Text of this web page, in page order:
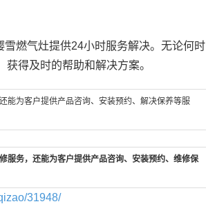
燃气灶提供24小时服务解决。无论何时
得及时的帮助和解决方案。
能为客户提供产品咨询、安装预约、解决保养等服
服务，还能为客户提供产品咨询、安装预约、维修保
31948/